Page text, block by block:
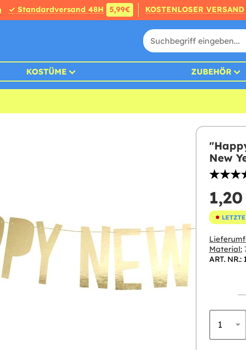
✓ Standardversand 48H 5,99€ KOSTENLOSER VERSAND
KOSTÜME ZUBEHÖR
New
Material:
ART. NR.: